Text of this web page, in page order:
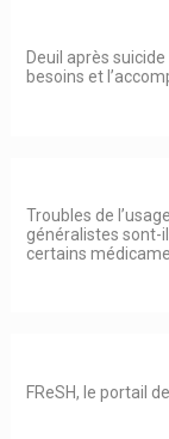
Deuil après
besoins et
Troubles de
généralistes sont-
certains
FReSH, le portail